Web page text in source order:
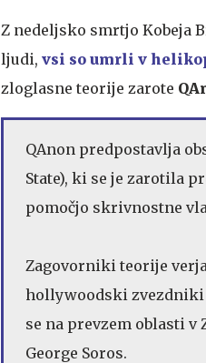
Z nedeljsko smrtjo Kobeja
ljudi, vsi so umrli v
zloglasne teorije zarote
QAnon predpostavlja
State), ki se je zarotila
pomočjo skrivnostne
Zagovorniki teorije
hollywoodski zvezdniki
se na prevzem oblasti
George Soros.